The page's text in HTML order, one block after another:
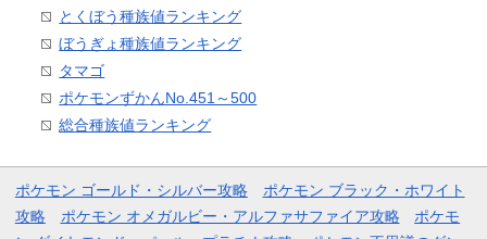
とくぼう種族値ランキング
ぼうぎょ種族値ランキング
タマゴ
ポケモンずかんNo.451～500
総合種族値ランキング
ポケモン ゴールド・シルバー攻略
ポケモン ブラック・ホワイト
攻略
ポケモン オメガルビー・アルファサファイア攻略
ポケモ